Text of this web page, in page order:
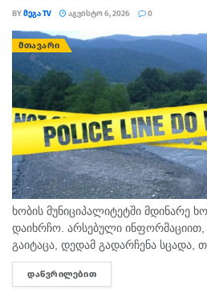
BYᲛᲔᲒᲐ TV ᲐᲒᲕᲘᲡᲢᲝ 6, 2026 0
ᲛᲗᲐᲕᲐᲠᲘ
ხობის მუნიციპალიტეტში მდინარე
დაიხრჩო. არსებული ინფორმაციით,
გაიტაცა, დედამ გადარჩენა სცადა,
გაიტაცა. ბავშვის ცხედარი
მდინარიდან ამოასვენა. დედის
ᲓᲐᲬᲕᲠᲘᲚᲔᲑᲘᲗ